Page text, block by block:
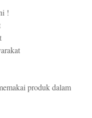
!
produk dalam